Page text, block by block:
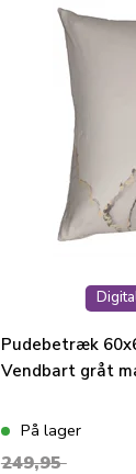
Pudebetræk
Vendbart gråt
På lager
249,95